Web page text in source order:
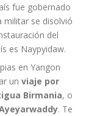
fue gobernado
militar se disolvió
del
es Naypyidaw.
en Yangon
unviaje por
Birmania, o
. Te